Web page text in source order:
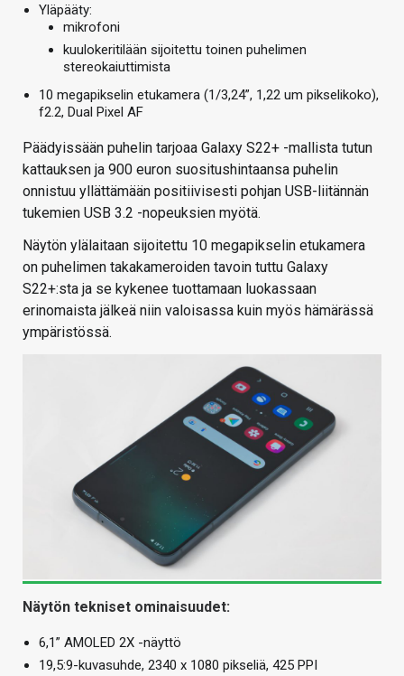
Yläpääty:
mikrofoni
kuulokeritilään sijoitettu toinen puhelimen
stereokaiuttimista
10 megapikselin etukamera (1/3,24”, 1,22 um pikselikoko),
f2.2, Dual Pixel AF
Päädyissään puhelin tarjoaa Galaxy S22+ -mallista tutun
kattauksen ja 900 euron suositushintaansa puhelin
onnistuu yllättämään positiivisesti pohjan USB-liitännän
tukemien USB 3.2 -nopeuksien myötä.
Näytön ylälaitaan sijoitettu 10 megapikselin etukamera
on puhelimen takakameroiden tavoin tuttu Galaxy
S22+:sta ja se kykenee tuottamaan luokassaan
erinomaista jälkeä niin valoisassa kuin myös hämärässä
ympäristössä.
Näytön tekniset ominaisuudet:
6,1” AMOLED 2X -näyttö
19,5:9-kuvasuhde, 2340 x 1080 pikseliä, 425 PPI